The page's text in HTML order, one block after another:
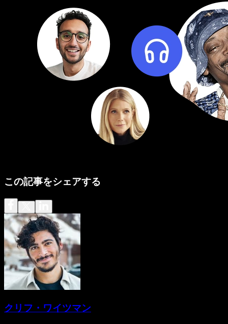
この記事をシェアする
クリフ・ワイツマン